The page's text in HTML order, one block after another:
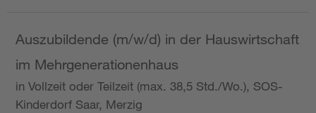
Auszubildende (m/w/d) in der Hauswirtschaft
im Mehrgenerationenhaus
in Vollzeit oder Teilzeit (max. 38,5 Std./Wo.), SOS-
Kinderdorf Saar, Merzig